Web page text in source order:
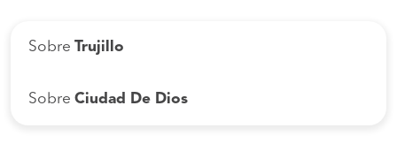
Sobre Trujillo
Sobre Ciudad De Dios